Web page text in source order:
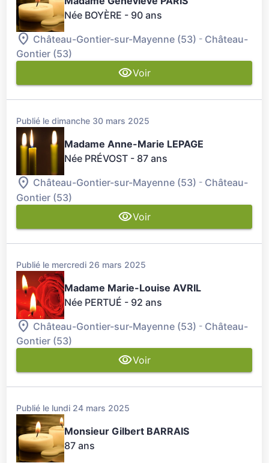
Née BOYÈRE - 90 ans
Château-Gontier-sur-Mayenne (53) - Château-
Gontier (53)
Voir
Publié le dimanche 30 mars 2025
Madame Anne-Marie LEPAGE
Née PRÉVOST - 87 ans
Château-Gontier-sur-Mayenne (53) - Château-
Gontier (53)
Voir
Publié le mercredi 26 mars 2025
Madame Marie-Louise AVRIL
Née PERTUÉ - 92 ans
Château-Gontier-sur-Mayenne (53) - Château-
Gontier (53)
Voir
Publié le lundi 24 mars 2025
Monsieur Gilbert BARRAIS
87 ans